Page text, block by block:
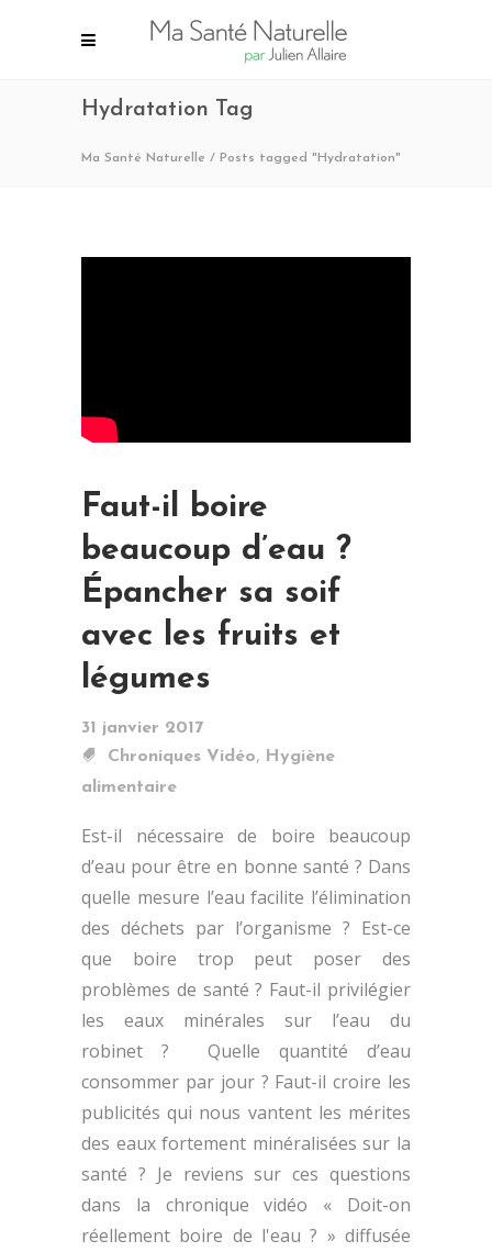
Hydratation Tag
Ma Santé Naturelle / Posts tagged "Hydratation"
Faut-il boire
beaucoup d’eau ?
Épancher sa soif
avec les fruits et
légumes
31 janvier 2017
Chroniques Vidéo, Hygiène
alimentaire
Est-il nécessaire de boire beaucoup
d’eau pour être en bonne santé ? Dans
quelle mesure l’eau facilite l’élimination
des déchets par l’organisme ? Est-ce
que boire trop peut poser des
problèmes de santé ? Faut-il privilégier
les eaux minérales sur l’eau du
robinet ? Quelle quantité d’eau
consommer par jour ? Faut-il croire les
publicités qui nous vantent les mérites
des eaux fortement minéralisées sur la
santé ? Je reviens sur ces questions
dans la chronique vidéo « Doit-on
réellement boire de l'eau ? » diffusée